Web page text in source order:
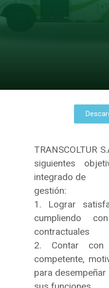
TRANSCOLTUR
siguientes
integrado de
gestión:
1. Lograr
cumpliendo
contractuales
2. Contar con
competente,
para desempeñar